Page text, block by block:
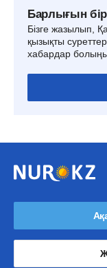
Барлығын
Бізге жазылып,
қызықты
хабардар